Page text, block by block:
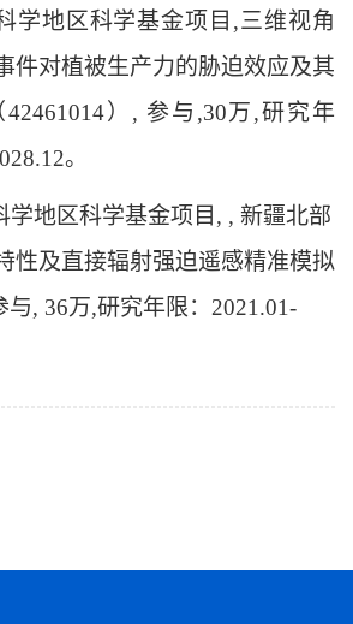
学地区科学基金项目,三维视角
件对植被生产力的胁迫效应及其
）, 参与,30万,研究年
。
学地区科学基金项目, , 新疆北部
性及直接辐射强迫遥感精准模拟
与, 36万,研究年限：2021.01-